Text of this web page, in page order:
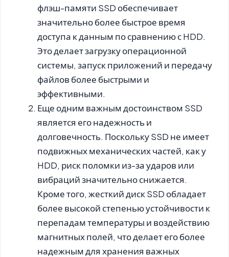
флэш-памяти SSD обеспечивает
значительно более быстрое время
доступа к данным по сравнению с HDD.
Это делает загрузку операционной
системы, запуск приложений и передачу
файлов более быстрыми и
эффективными.
Еще одним важным достоинством SSD
является его надежность и
долговечность. Поскольку SSD не имеет
подвижных механических частей, как у
HDD, риск поломки из-за ударов или
вибраций значительно снижается.
Кроме того, жесткий диск SSD обладает
более высокой степенью устойчивости к
перепадам температуры и воздействию
магнитных полей, что делает его более
надежным для хранения важных